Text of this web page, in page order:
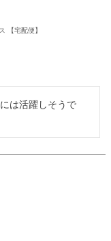
【宅配便】
は活躍しそうで